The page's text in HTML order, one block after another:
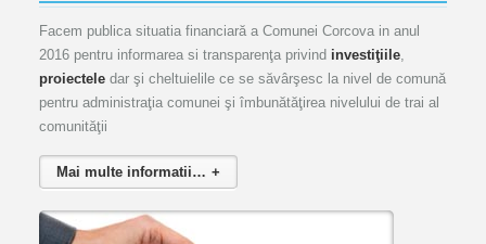
Facem publica situatia financiară a Comunei Corcova in anul
2016 pentru informarea si transparenţa privind investiţiile,
proiectele dar şi cheltuielile ce se săvârşesc la nivel de comună
pentru administraţia comunei şi îmbunătăţirea nivelului de trai al
comunităţii
Mai multe informatii…